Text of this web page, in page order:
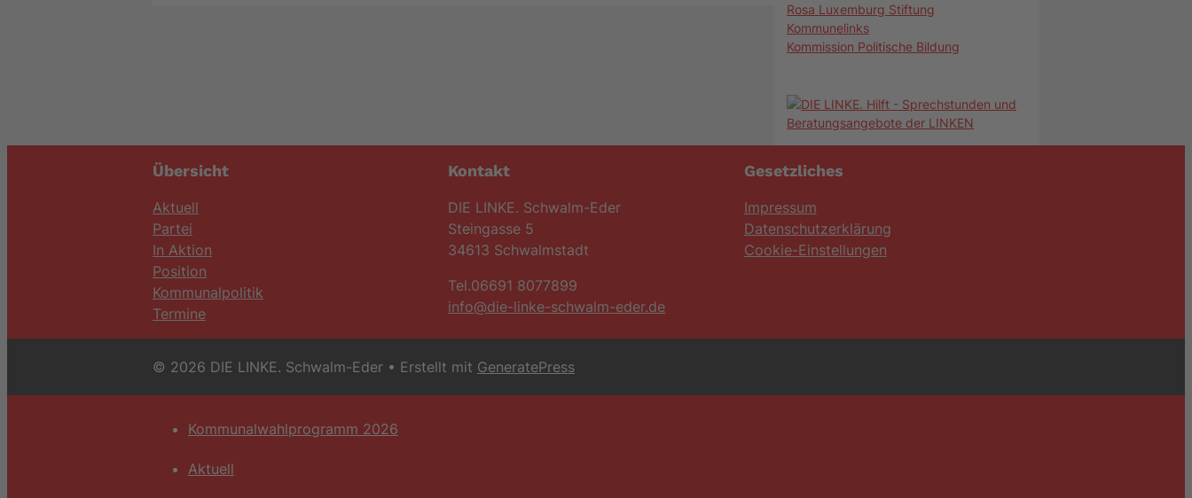
Rosa Luxemburg Stiftung
Kommunelinks
Kommission Politische Bildung
Übersicht
Aktuell
Partei
In Aktion
Position
Kommunalpolitik
Termine
Kontakt
DIE LINKE. Schwalm-Eder
Steingasse 5
34613 Schwalmstadt
Tel.06691 8077899
info@die-linke-schwalm-eder.de
Gesetzliches
Impressum
Datenschutzerklärung
Cookie-Einstellungen
© 2026 DIE LINKE. Schwalm-Eder • Erstellt mit GeneratePress
Kommunalwahlprogramm 2026
Aktuell